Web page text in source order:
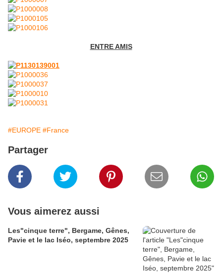
ENTRE AMIS
#EUROPE #France
Partager
Vous aimerez aussi
Les"cinque terre", Bergame, Gênes,
Pavie et le lac Iséo, septembre 2025